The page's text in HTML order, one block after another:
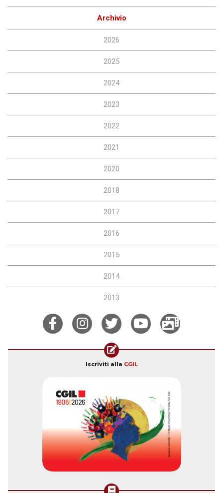
Archivio
2026
2025
2024
2023
2022
2021
2020
2018
2017
2016
2015
2014
2013
Iscriviti alla CGIL